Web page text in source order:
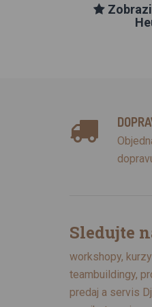
Sledujte
workshopy, kurzy
teambuildingy,
predaj a servis